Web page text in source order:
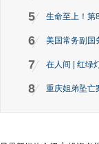
5 生命至上！第
6 美国常务副国
7 在人间 | 红绿
8 重庆姐弟坠亡